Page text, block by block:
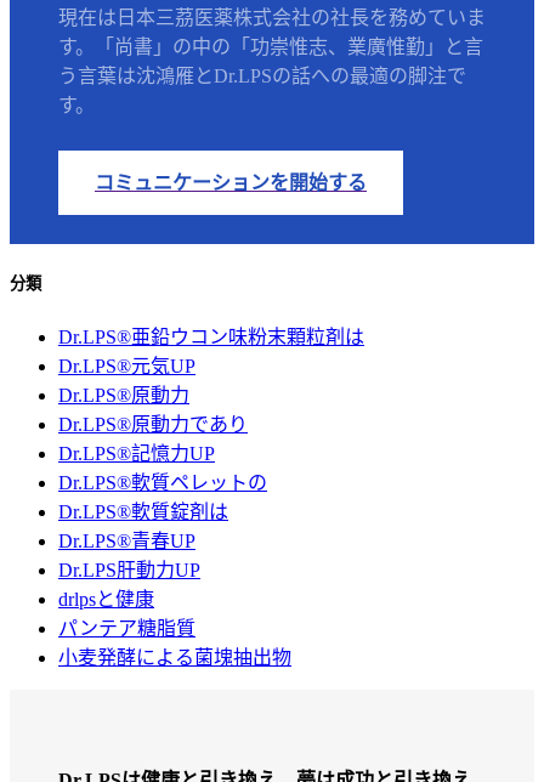
現在は日本三茘医薬株式会社の社長を務めていま
す。「尚書」の中の「功崇惟志、業廣惟勤」と言
う言葉は沈鴻雁とDr.LPSの話への最適の脚注で
す。
コミュニケーションを開始する
分類
Dr.LPS®亜鉛ウコン味粉末顆粒剤は
Dr.LPS®元気UP
Dr.LPS®原動力
Dr.LPS®原動力であり
Dr.LPS®記憶力UP
Dr.LPS®軟質ペレットの
Dr.LPS®軟質錠剤は
Dr.LPS®青春UP
Dr.LPS肝動力UP
drlpsと健康
パンテア糖脂質
小麦発酵による菌塊抽出物